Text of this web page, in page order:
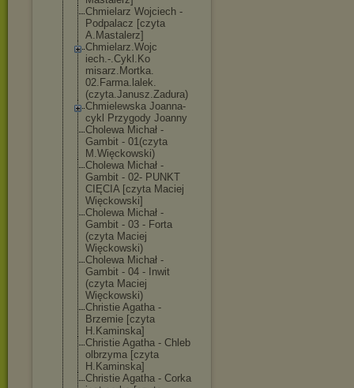
Chmielarz Wojciech -
Podpalacz [czyta
A.Mastalerz]
Chmielarz.Wojc
iech.-.Cykl.Ko
misarz.Mortka.
02.Farma.lalek.
(czyta.Janusz.Zadura)
Chmielewska Joanna-
cykl Przygody Joanny
Cholewa Michał -
Gambit - 01(czyta
M.Więckowski)
Cholewa Michał -
Gambit - 02- PUNKT
CIĘCIA [czyta Maciej
Więckowski]
Cholewa Michał -
Gambit - 03 - Forta
(czyta Maciej
Więckowski)
Cholewa Michał -
Gambit - 04 - Inwit
(czyta Maciej
Więckowski)
Christie Agatha -
Brzemie [czyta
H.Kaminska]
Christie Agatha - Chleb
olbrzyma [czyta
H.Kaminska]
Christie Agatha - Corka